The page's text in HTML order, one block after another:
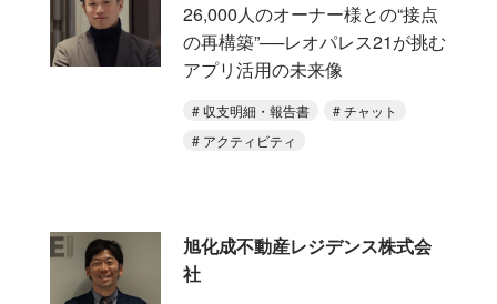
26,000人のオーナー様との“接点
の再構築”──レオパレス21が挑む
アプリ活用の未来像
収支明細・報告書
チャット
アクティビティ
旭化成不動産レジデンス株式会
社